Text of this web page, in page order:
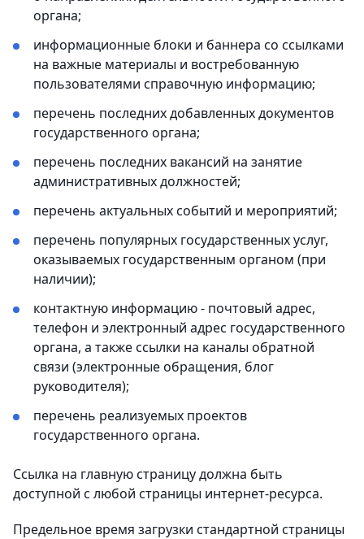
органа;
информационные блоки и баннера со ссылками
на важные материалы и востребованную
пользователями справочную информацию;
перечень последних добавленных документов
государственного органа;
перечень последних вакансий на занятие
административных должностей;
перечень актуальных событий и мероприятий;
перечень популярных государственных услуг,
оказываемых государственным органом (при
наличии);
контактную информацию - почтовый адрес,
телефон и электронный адрес государственного
органа, а также ссылки на каналы обратной
связи (электронные обращения, блог
руководителя);
перечень реализуемых проектов
государственного органа.
Ссылка на главную страницу должна быть
доступной с любой страницы интернет-ресурса.
Предельное время загрузки стандартной страницы